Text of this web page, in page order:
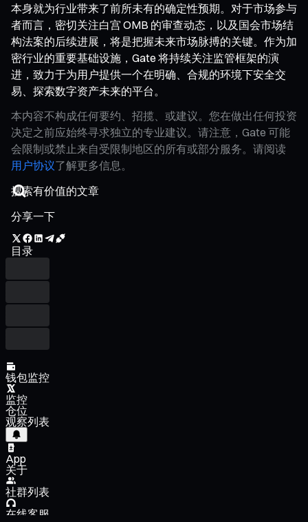
本身就为行业带来了前所未有的确定性预期。对于市场参与
者而言，密切关注白宫 OMB 的审查动态，以及国会市场结
构法案的后续进展，将是把握未来市场脉搏的关键。作为加
密行业的重要基础设施，Gate 将持续关注监管框架的演
进，致力于为用户提供一个在明确、合规的环境下安全交
易、探索数字资产未来的平台。
本内容不构成任何要约、招揽、或建议。您在做出任何投资
决定之前应始终寻求独立的专业建议。请注意，Gate 可能
会限制或禁止来自受限制地区的所有或部分服务。请阅读
用户协议了解更多信息。
分享一下
目录
钱包监控
监控
仓位
观察列表
App
关于
社群列表
在线客服